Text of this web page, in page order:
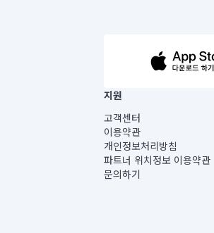
|
지원
고객센터
이용약관
개인정보처리방침
파트너 위치정보 이용약관
문의하기